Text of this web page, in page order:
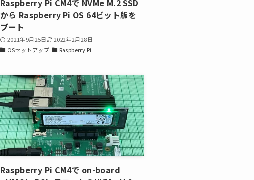
Raspberry Pi CM4で NVMe M.2 SSD
から Raspberry Pi OS 64ビット版を
ブート
2021年9月25日
2022年2月28日
OSセットアップ
Raspberry Pi
Raspberry Pi CM4で on-board